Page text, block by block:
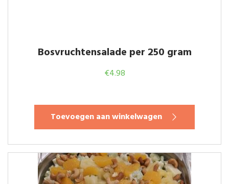
Bosvruchtensalade per 250 gram
€4.98
Toevoegen aan winkelwagen